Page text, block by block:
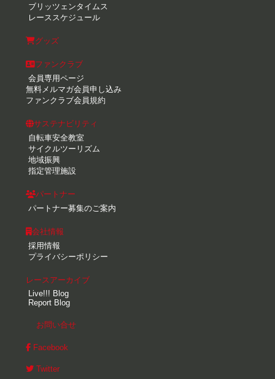
ブリッツェンタイムス
レーススケジュール
グッズ
ファンクラブ
会員専用ページ
無料メルマガ会員申し込み
ファンクラブ会員規約
サステナビリティ
自転車安全教室
サイクルツーリズム
地域振興
指定管理施設
パートナー
パートナー募集のご案内
会社情報
採用情報
プライバシーポリシー
レースアーカイブ
Live!!! Blog
Report Blog
お問い合せ
Facebook
Twitter